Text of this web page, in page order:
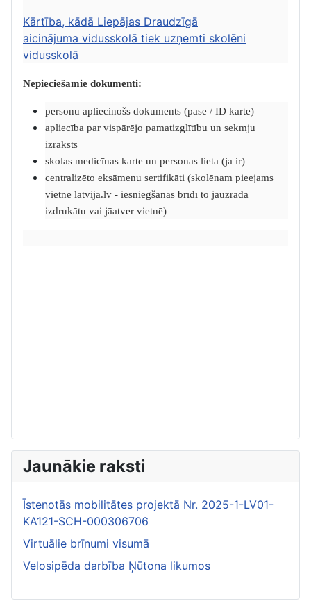
Kārtība, kādā Liepājas Draudzīgā
aicinājuma vidusskolā tiek uzņemti skolēni
vidusskolā
Nepieciešamie dokumenti:
personu apliecinošs dokuments (pase / ID karte)
apliecība par vispārējo pamatizglītību un sekmju
izraksts
skolas medicīnas karte un personas lieta (ja ir)
centralizēto eksāmenu sertifikāti (skolēnam pieejams
vietnē latvija.lv - iesniegšanas brīdī to jāuzrāda
izdrukātu vai jāatver vietnē)
Jaunākie raksti
Īstenotās mobilitātes projektā Nr. 2025-1-LV01-
KA121-SCH-000306706
Virtuālie brīnumi visumā
Velosipēda darbība Ņūtona likumos